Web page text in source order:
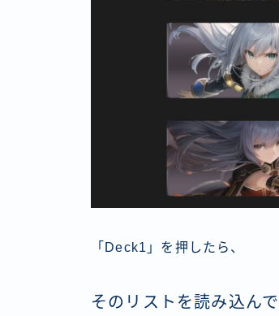
「Deck1」を押したら、
そのリストを読み込んで